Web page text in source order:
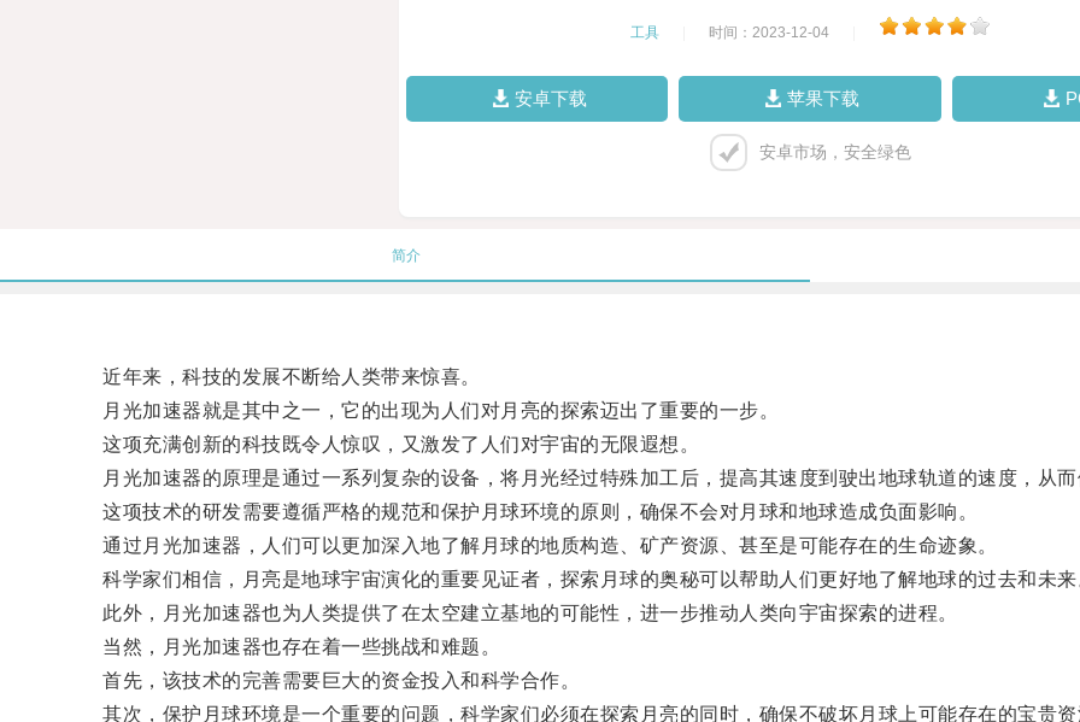
工具 时间：2023-12-04
安卓下载 苹果下载
安卓市场，安全绿色
简介
近年来，科技的发展不断给人类带来惊喜。
月光加速器就是其中之一，它的出现为人们对月亮的探索迈出了重要的一步。
这项充满创新的科技既令人惊叹，又激发了人们对宇宙的无限遐想。
月光加速器的原理是通过一系列复杂的设备，将月光经过特殊加工后，提高其速度到驶出地球轨道的速度，从而
这项技术的研发需要遵循严格的规范和保护月球环境的原则，确保不会对月球和地球造成负面影响。
通过月光加速器，人们可以更加深入地了解月球的地质构造、矿产资源、甚至是可能存在的生命迹象。
科学家们相信，月亮是地球宇宙演化的重要见证者，探索月球的奥秘可以帮助人们更好地了解地球的过去和未来
此外，月光加速器也为人类提供了在太空建立基地的可能性，进一步推动人类向宇宙探索的进程。
当然，月光加速器也存在着一些挑战和难题。
首先，该技术的完善需要巨大的资金投入和科学合作。
其次，保护月球环境是一个重要的问题，科学家们必须在探索月亮的同时，确保不破坏月球上可能存在的宝贵资